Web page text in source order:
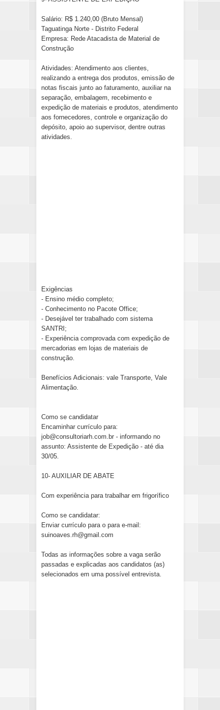
Salário: R$ 1.240,00 (Bruto Mensal)
Taguatinga Norte - Distrito Federal
Empresa: Rede Atacadista de Material de
Construção
Atividades: Atendimento aos clientes,
realizando a entrega dos produtos, emissão de
notas fiscais junto ao faturamento, auxiliar na
separação, embalagem, recebimento e
expedição de materiais e produtos, atendimento
aos fornecedores, controle e organização do
depósito, apoio ao supervisor, dentre outras
atividades.
Exigências
- Ensino médio completo;
- Conhecimento no Pacote Office;
- Desejável ter trabalhado com sistema
SANTRI;
- Experiência comprovada com expedição de
mercadorias em lojas de materiais de
construção.
Benefícios Adicionais: vale Transporte, Vale
Alimentação.
Como se candidatar
Encaminhar currículo para:
job@consultoriarh.com.br - informando no
assunto: Assistente de Expedição - até dia
30/05.
10- AUXILIAR DE ABATE
Com experiência para trabalhar em frigorífico
Como se candidatar:
Enviar currículo para o para e-mail:
suinoaves.rh@gmail.com
Todas as informações sobre a vaga serão
passadas e explicadas aos candidatos (as)
selecionados em uma possível entrevista.